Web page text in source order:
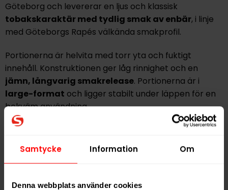
Samtycke Information Om
Denna webbplats använder cookies
Göteborg och levererar en ljus och klassisk
tobakskaraktärmed tydlig smak avenbär, i linje
med Göteborgs Rapés välkända smakprofil.
Portionerna är helvita med torr yta och fuktigt
innehåll. Konstruktionen ger låg rinnighet och en
jämn, långvarig smakrelease. Portionerna är i
large-format och ligger stabilt under läppen för en
bekväm användning.
Nikotinstyrkan är klassificerad som
normal styrka,
vilket gör Göteborgs Rapé Gullbergs Kaj Vit Portion till
ett balanserat alternativ som passar både
vardagsbruk och dig som uppskattar traditionell smak
utan för hög styrka.